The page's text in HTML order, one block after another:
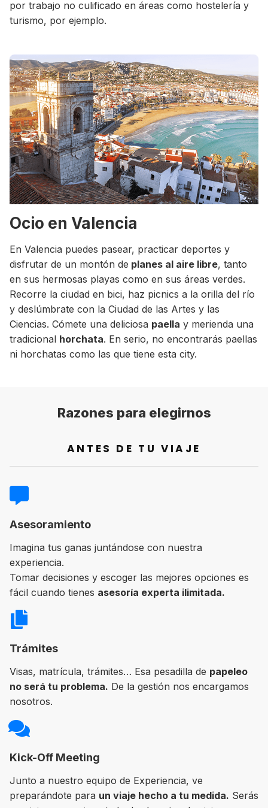
por trabajo no culificado en áreas como hostelería y
turismo, por ejemplo.
Ocio en Valencia
En Valencia puedes pasear, practicar deportes y
disfrutar de un montón de planes al aire libre, tanto
en sus hermosas playas como en sus áreas verdes.
Recorre la ciudad en bici, haz picnics a la orilla del río
y deslúmbrate con la Ciudad de las Artes y las
Ciencias. Cómete una deliciosa paella y merienda una
tradicional horchata. En serio, no encontrarás paellas
ni horchatas como las que tiene esta city.
Razones para elegirnos
ANTES DE TU VIAJE
Asesoramiento
Imagina tus ganas juntándose con nuestra
experiencia.
Tomar decisiones y escoger las mejores opciones es
fácil cuando tienes asesoría experta ilimitada.
Trámites
Visas, matrícula, trámites… Esa pesadilla de papeleo
no será tu problema. De la gestión nos encargamos
nosotros.
Kick-Off Meeting
Junto a nuestro equipo de Experiencia, ve
preparándote para un viaje hecho a tu medida. Serás